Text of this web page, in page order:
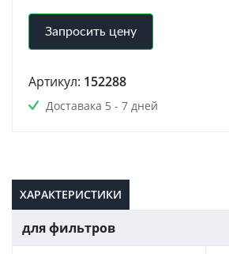
Запросить цену
Артикул: 152288
Доставака 5 - 7 дней
ХАРАКТЕРИСТИКИ
для фильтров